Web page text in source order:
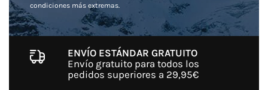
condiciones más extremas.
ENVÍO ESTÁNDAR GRATUITO
Envío gratuito para todos los
pedidos superiores a 29,95€